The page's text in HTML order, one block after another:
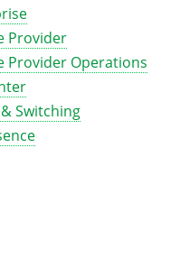
Provider
Provider Operations
Switching